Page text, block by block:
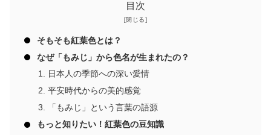
目次
そもそも紅葉色とは？
なぜ「もみじ」から色名が生まれたの？
日本人の季節への深い愛情
平安時代からの美的感覚
「もみじ」という言葉の語源
もっと知りたい！紅葉色の豆知識